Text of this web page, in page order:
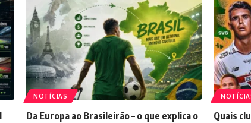
NOTÍCIAS
Da Europa ao Brasileirão – o que explica o
Quais